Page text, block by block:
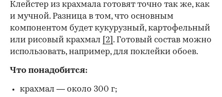
Клейстер из крахмала готовят точно так же, как
и мучной. Разница в том, что основным
компонентом будет кукурузный, картофельный
или рисовый крахмал
[2] . Готовый состав можно
использовать, например, для поклейки обоев.
Что понадобится:
крахмал — около 300 г;